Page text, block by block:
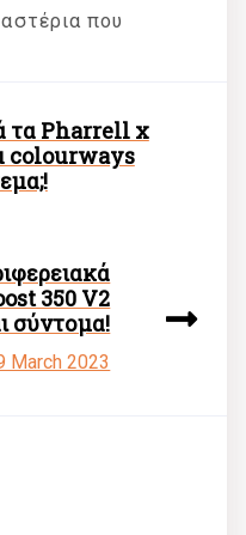
που
τα Pharrell x
colourways
350 V2
σύντομα!
March 2023